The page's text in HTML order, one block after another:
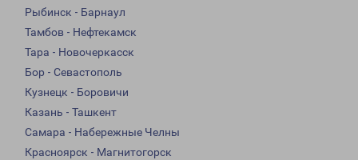
Рыбинск - Барнаул
Тамбов - Нефтекамск
Тара - Новочеркасск
Бор - Севастополь
Кузнецк - Боровичи
Казань - Ташкент
Самара - Набережные Челны
Красноярск - Магнитогорск